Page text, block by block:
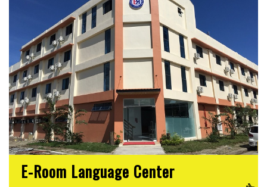
E-Room Language Center